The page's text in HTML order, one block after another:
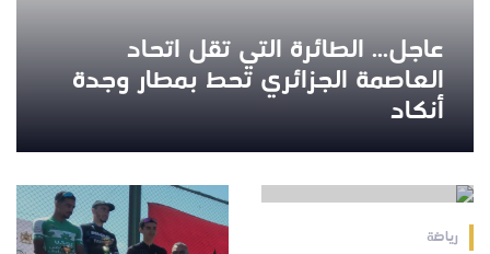
عاجل... الطائرة التي تقل اتحاد
العاصمة الجزائري تحط بمطار وجدة
أنكاد
2024-04-24 16:09:44
رياضة